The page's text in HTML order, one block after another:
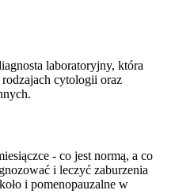
laboratoryjny, która
cytologii oraz
- co jest normą, a co
i leczyć zaburzenia
i pomenopauzalne w